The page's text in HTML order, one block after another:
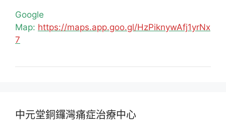
Google
Map: https://maps.app.goo.gl/HzPiknywAfj1yrNx
7
中元堂銅鑼灣痛症治療中心